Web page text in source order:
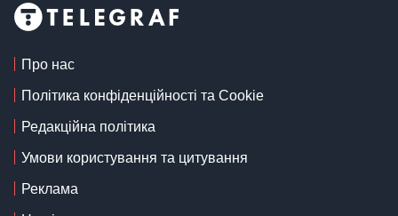
Про нас
Політика конфіденційності та Cookie
Редакційна політика
Умови користування та цитування
Реклама